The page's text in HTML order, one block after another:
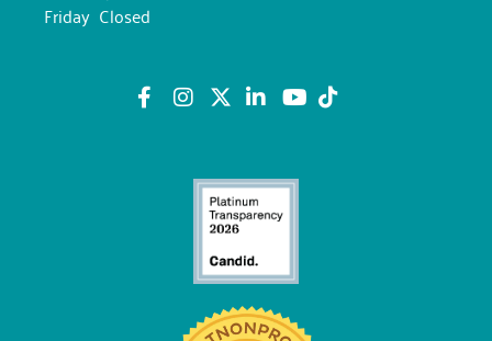
Friday Closed